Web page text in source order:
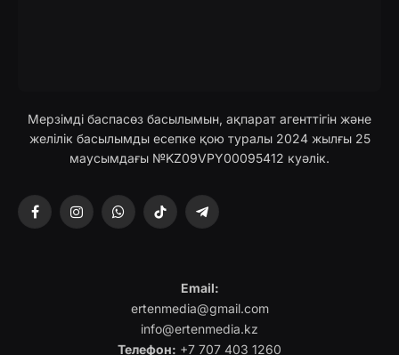
Мерзімді баспасөз басылымын, ақпарат агенттігін және
желілік басылымды есепке қою туралы 2024 жылғы 25
маусымдағы №KZ09VPY00095412 куәлік.
FacebookInstagramWhatsAppTikTok Telegram
Email:
ertenmedia@gmail.com
info@ertenmedia.kz
Телефон: +7 707 403 1260